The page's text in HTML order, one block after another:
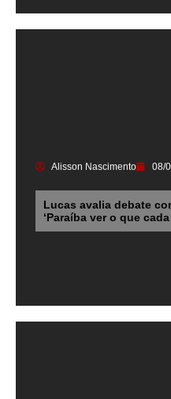
Alisson Nascimento 08/
Lucas avalia debate
‘Paraíba ver o que